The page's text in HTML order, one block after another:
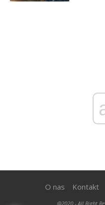
O nas Kontakt
@2020 - All Right